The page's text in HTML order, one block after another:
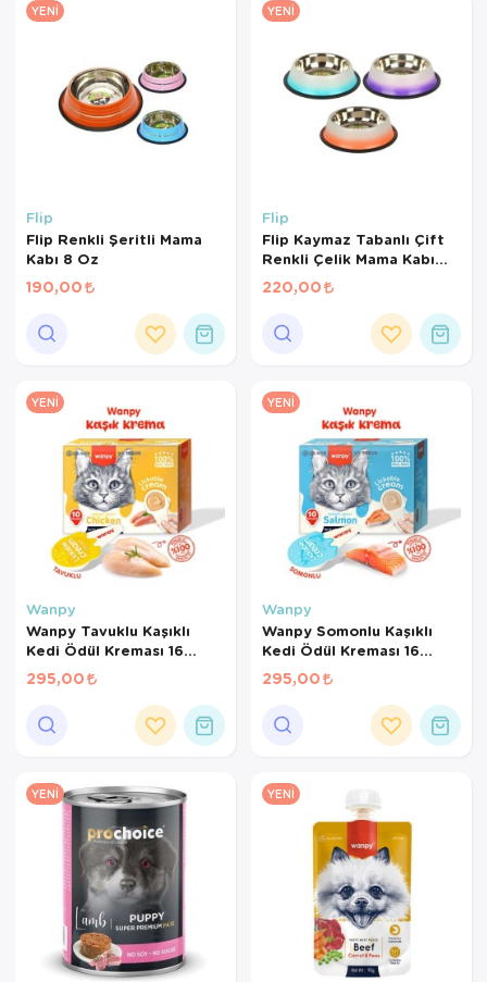
YENI
Flip
Flip Renkli Şeritli Mama
Kabı 8 Oz
190,00
YENI
Flip
Flip Kaymaz Tabanlı Çift
Renkli Çelik Mama Kabı
240 ml
220,00
YENI
Wanpy
Wanpy Tavuklu Kaşıklı
Kedi Ödül Kreması 16
gr*10Ad
295,00
YENI
Wanpy
Wanpy Somonlu Kaşıklı
Kedi Ödül Kreması 16
gr*10Ad
295,00
YENI YENI